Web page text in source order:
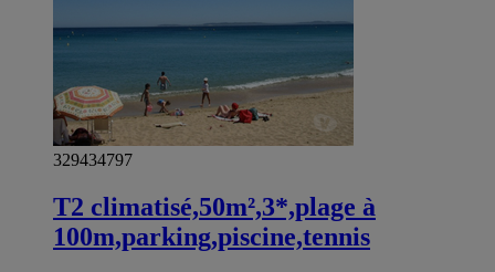
329434797
T2 climatisé,50m²,3*,plage à
100m,parking,piscine,tennis